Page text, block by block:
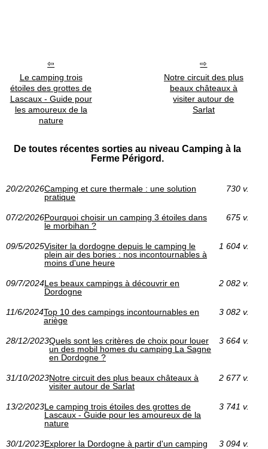
Le camping trois
étoiles des grottes de
Lascaux - Guide pour
les amoureux de la
nature
Notre circuit des plus
beaux châteaux à
visiter autour de
Sarlat
De toutes récentes sorties au niveau Camping à la
Ferme Périgord.
20/2/2026Camping et cure thermale : une solution
pratique
730 v.
07/2/2026Pourquoi choisir un camping 3 étoiles dans
le morbihan ?
675 v.
09/5/2025Visiter la dordogne depuis le camping le
plein air des bories : nos incontournables à
moins d'une heure
1 604 v.
09/7/2024Les beaux campings à découvrir en
Dordogne
2 082 v.
11/6/2024Top 10 des campings incontournables en
ariège
3 082 v.
28/12/2023Quels sont les critères de choix pour louer
un des mobil homes du camping La Sagne
en Dordogne ?
3 664 v.
31/10/2023Notre circuit des plus beaux châteaux à
visiter autour de Sarlat
2 677 v.
13/2/2023Le camping trois étoiles des grottes de
Lascaux - Guide pour les amoureux de la
nature
3 741 v.
30/1/2023Explorer la Dordogne à partir d'un camping 3 094 v.